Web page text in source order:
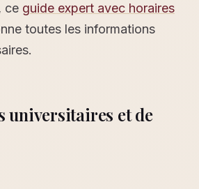
ce guide expert avec horaires
toutes les informations
universitaires et de